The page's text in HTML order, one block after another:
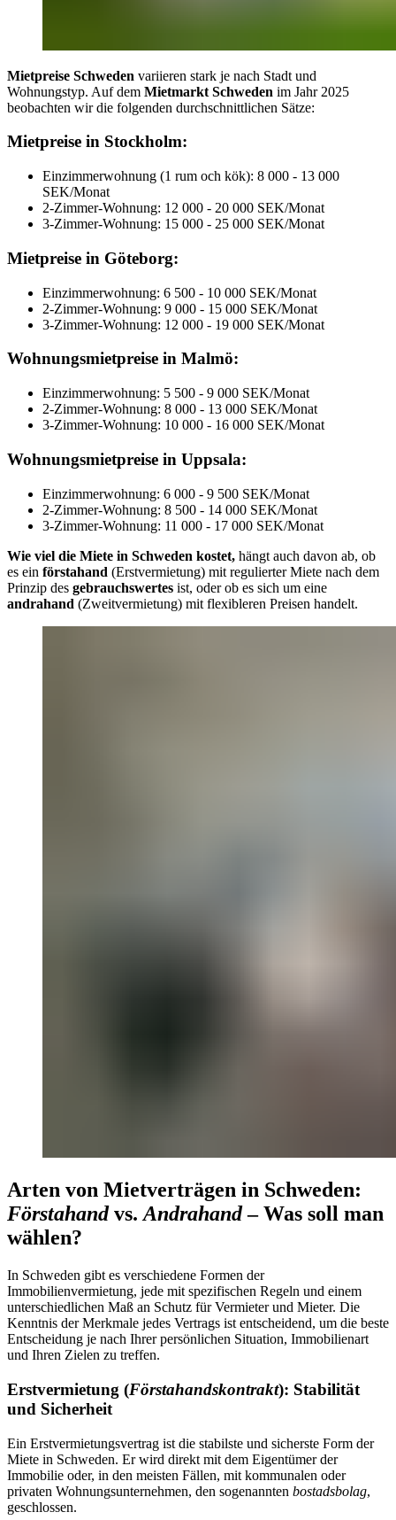
Mietpreise Schweden variieren stark je nach Stadt und
Wohnungstyp. Auf dem Mietmarkt Schweden im Jahr 2025
beobachten wir die folgenden durchschnittlichen Sätze:
Mietpreise in Stockholm:
Einzimmerwohnung (1 rum och kök): 8 000 - 13 000
SEK/Monat
2-Zimmer-Wohnung: 12 000 - 20 000 SEK/Monat
3-Zimmer-Wohnung: 15 000 - 25 000 SEK/Monat
Mietpreise in Göteborg:
Einzimmerwohnung: 6 500 - 10 000 SEK/Monat
2-Zimmer-Wohnung: 9 000 - 15 000 SEK/Monat
3-Zimmer-Wohnung: 12 000 - 19 000 SEK/Monat
Wohnungsmietpreise in Malmö:
Einzimmerwohnung: 5 500 - 9 000 SEK/Monat
2-Zimmer-Wohnung: 8 000 - 13 000 SEK/Monat
3-Zimmer-Wohnung: 10 000 - 16 000 SEK/Monat
Wohnungsmietpreise in Uppsala:
Einzimmerwohnung: 6 000 - 9 500 SEK/Monat
2-Zimmer-Wohnung: 8 500 - 14 000 SEK/Monat
3-Zimmer-Wohnung: 11 000 - 17 000 SEK/Monat
Wie viel die Miete in Schweden kostet, hängt auch davon ab, ob
es ein förstahand (Erstvermietung) mit regulierter Miete nach dem
Prinzip des gebrauchswertes ist, oder ob es sich um eine
andrahand (Zweitvermietung) mit flexibleren Preisen handelt.
Arten von Mietverträgen in Schweden:
Förstahandvs.Andrahand– Was soll man
wählen?
In Schweden gibt es verschiedene Formen der
Immobilienvermietung, jede mit spezifischen Regeln und einem
unterschiedlichen Maß an Schutz für Vermieter und Mieter. Die
Kenntnis der Merkmale jedes Vertrags ist entscheidend, um die beste
Entscheidung je nach Ihrer persönlichen Situation, Immobilienart
und Ihren Zielen zu treffen.
Erstvermietung (Förstahandskontrakt): Stabilität
und Sicherheit
Ein Erstvermietungsvertrag ist die stabilste und sicherste Form der
Miete in Schweden. Er wird direkt mit dem Eigentümer der
Immobilie oder, in den meisten Fällen, mit kommunalen oder
privaten Wohnungsunternehmen, den sogenannten bostadsbolag,
geschlossen.